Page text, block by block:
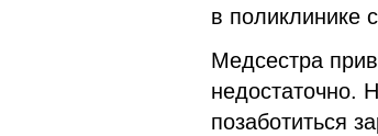
в поликлинике
Медсестра
недостаточно.
позаботиться